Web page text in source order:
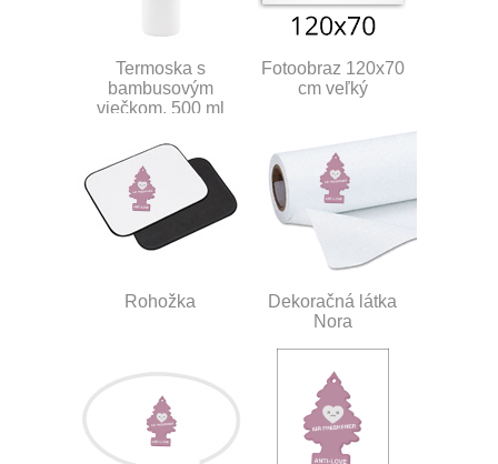
Termoska s
bambusovým
viečkom, 500 ml
Fotoobraz 120x70
cm veľký
Rohožka
Dekoračná látka
Nora